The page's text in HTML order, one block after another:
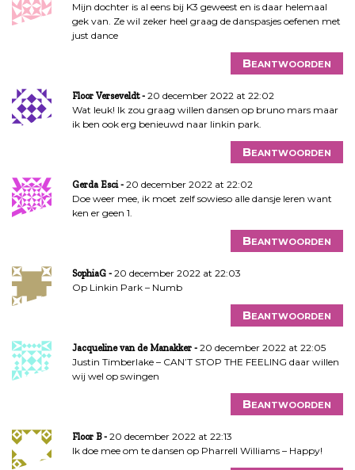
Mijn dochter is al eens bij K3 geweest en is daar helemaal
gek van. Ze wil zeker heel graag de danspasjes oefenen met
just dance
Beantwoorden
Floor Verseveldt
20 december 2022 at 22:02
Wat leuk! Ik zou graag willen dansen op bruno mars maar
ik ben ook erg benieuwd naar linkin park.
Beantwoorden
Gerda Esci
20 december 2022 at 22:02
Doe weer mee, ik moet zelf sowieso alle dansje leren want
ken er geen 1.
Beantwoorden
SophiaG
20 december 2022 at 22:03
Op Linkin Park – Numb
Beantwoorden
Jacqueline van de Manakker
20 december 2022 at 22:05
Justin Timberlake – CAN’T STOP THE FEELING daar willen
wij wel op swingen
Beantwoorden
Floor B
20 december 2022 at 22:13
Ik doe mee om te dansen op Pharrell Williams – Happy!